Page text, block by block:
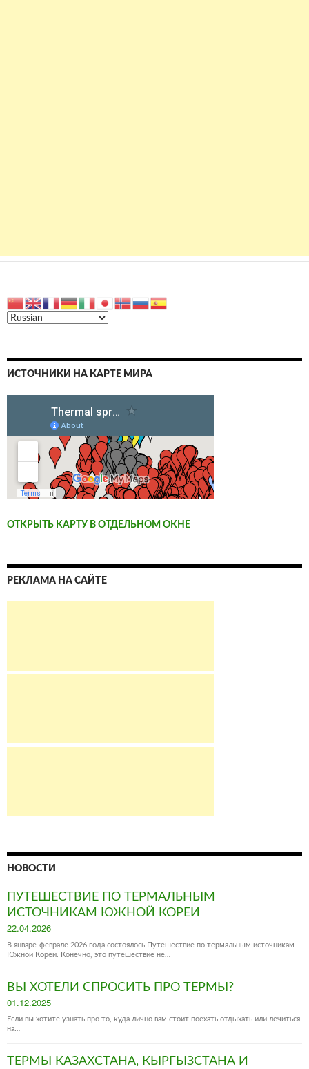
ИСТОЧНИКИ НА КАРТЕ МИРА
ОТКРЫТЬ КАРТУ В ОТДЕЛЬНОМ ОКНЕ
РЕКЛАМА НА САЙТЕ
НОВОСТИ
ПУТЕШЕСТВИЕ ПО ТЕРМАЛЬНЫМ
ИСТОЧНИКАМ ЮЖНОЙ КОРЕИ
Posted
on
22.04.2026
В январе-феврале 2026 года состоялось Путешествие по термальным источникам
Южной Кореи. Конечно, это путешествие не…
ВЫ ХОТЕЛИ СПРОСИТЬ ПРО ТЕРМЫ?
Posted
on
01.12.2025
Если вы хотите узнать про то, куда лично вам стоит поехать отдыхать или лечиться
на…
ТЕРМЫ КАЗАХСТАНА, КЫРГЫЗСТАНА И